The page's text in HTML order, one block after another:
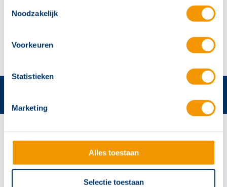
Noodzakelijk
Voorkeuren
Statistieken
Marketing
Alles toestaan
Selectie toestaan
Contactgegevens
Hertek Groep hoofdkantoor
6003 DE Weert